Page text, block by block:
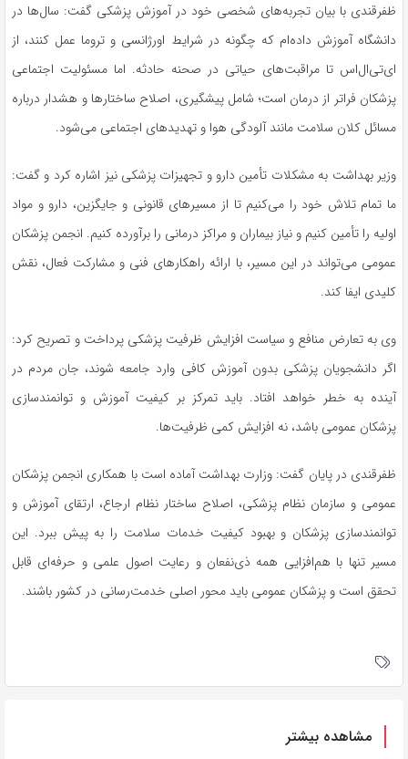
ظفرقندی با بیان تجربه‌های شخصی خود در آموزش پزشکی گفت: سال‌ها در
دانشگاه آموزش داده‌ام که چگونه در شرایط اورژانسی و تروما عمل کنند، از
ای‌تی‌ال‌اس تا مراقبت‌های حیاتی در صحنه حادثه. اما مسئولیت اجتماعی
پزشکان فراتر از درمان است؛ شامل پیشگیری، اصلاح ساختارها و هشدار درباره
مسائل کلان سلامت مانند آلودگی هوا و تهدیدهای اجتماعی می‌شود.
وزیر بهداشت به مشکلات تأمین دارو و تجهیزات پزشکی نیز اشاره کرد و گفت:
ما تمام تلاش خود را می‌کنیم تا از مسیرهای قانونی و جایگزین، دارو و مواد
اولیه را تأمین کنیم و نیاز بیماران و مراکز درمانی را برآورده کنیم. انجمن پزشکان
عمومی می‌تواند در این مسیر، با ارائه راهکارهای فنی و مشارکت فعال، نقش
کلیدی ایفا کند.
وی به تعارض منافع و سیاست افزایش ظرفیت پزشکی پرداخت و تصریح کرد:
اگر دانشجویان پزشکی بدون آموزش کافی وارد جامعه شوند، جان مردم در
آینده به خطر خواهد افتاد. باید تمرکز بر کیفیت آموزش و توانمندسازی
پزشکان عمومی باشد، نه افزایش کمی ظرفیت‌ها.
ظفرقندی در پایان گفت: وزارت بهداشت آماده است با همکاری انجمن پزشکان
عمومی و سازمان نظام پزشکی، اصلاح ساختار نظام ارجاع، ارتقای آموزش و
توانمندسازی پزشکان و بهبود کیفیت خدمات سلامت را به پیش ببرد. این
مسیر تنها با هم‌افزایی همه ذی‌نفعان و رعایت اصول علمی و حرفه‌ای قابل
تحقق است و پزشکان عمومی باید محور اصلی خدمت‌رسانی در کشور باشند.
مشاهده بیشتر